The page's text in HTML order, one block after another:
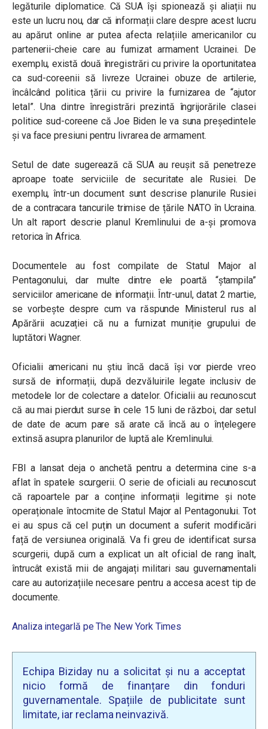
legăturile diplomatice. Că SUA își spionează și aliații nu
este un lucru nou, dar că informații clare despre acest lucru
au apărut online ar putea afecta relațiile americanilor cu
partenerii-cheie care au furnizat armament Ucrainei. De
exemplu, există două înregistrări cu privire la oportunitatea
ca sud-coreenii să livreze Ucrainei obuze de artilerie,
încâlcând politica țării cu privire la furnizarea de “ajutor
letal”. Una dintre înregistrări prezintă îngrijorările clasei
politice sud-coreene că Joe Biden le va suna președintele
și va face presiuni pentru livrarea de armament.
Setul de date sugerează că SUA au reușit să penetreze
aproape toate serviciile de securitate ale Rusiei. De
exemplu, într-un document sunt descrise planurile Rusiei
de a contracara tancurile trimise de țările NATO în Ucraina.
Un alt raport descrie planul Kremlinului de a-și promova
retorica în Africa.
Documentele au fost compilate de Statul Major al
Pentagonului, dar multe dintre ele poartă “ștampila”
serviciilor americane de informații. Într-unul, datat 2 martie,
se vorbește despre cum va răspunde Ministerul rus al
Apărării acuzației că nu a furnizat muniție grupului de
luptători Wagner.
Oficialii americani nu știu încă dacă își vor pierde vreo
sursă de informații, după dezvăluirile legate inclusiv de
metodele lor de colectare a datelor. Oficialii au recunoscut
că au mai pierdut surse în cele 15 luni de război, dar setul
de date de acum pare să arate că încă au o înțelegere
extinsă asupra planurilor de luptă ale Kremlinului.
FBI a lansat deja o anchetă pentru a determina cine s-a
aflat în spatele scurgerii. O serie de oficiali au recunoscut
că rapoartele par a conține informații legitime și note
operaționale întocmite de Statul Major al Pentagonului. Tot
ei au spus că cel puțin un document a suferit modificări
față de versiunea originală. Va fi greu de identificat sursa
scurgerii, după cum a explicat un alt oficial de rang înalt,
întrucât există mii de angajați militari sau guvernamentali
care au autorizațiile necesare pentru a accesa acest tip de
documente.
Analiza integarlă pe The New York Times
Echipa Biziday nu a solicitat și nu a acceptat
nicio formă de finanțare din fonduri
guvernamentale. Spațiile de publicitate sunt
limitate, iar reclama neinvazivă.